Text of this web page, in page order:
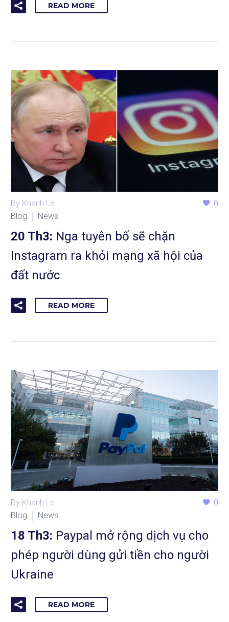
READ MORE
0
By Khanh Le
Blog
News
20 Th3: Nga tuyên bố sẽ chặn
Instagram ra khỏi mạng xã hội của
đất nước
READ MORE
0
By Khanh Le
Blog
News
18 Th3: Paypal mở rộng dịch vụ cho
phép người dùng gửi tiền cho người
Ukraine
READ MORE